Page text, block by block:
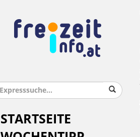
STARTSEITE